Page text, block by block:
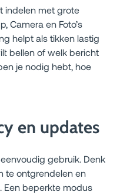
indelen met grote
Camera en Foto’s
helpt als tikken lastig
bellen of welk bericht
je nodig hebt, hoe
en updates
gebruik. Denk
te ontgrendelen en
beperkte modus